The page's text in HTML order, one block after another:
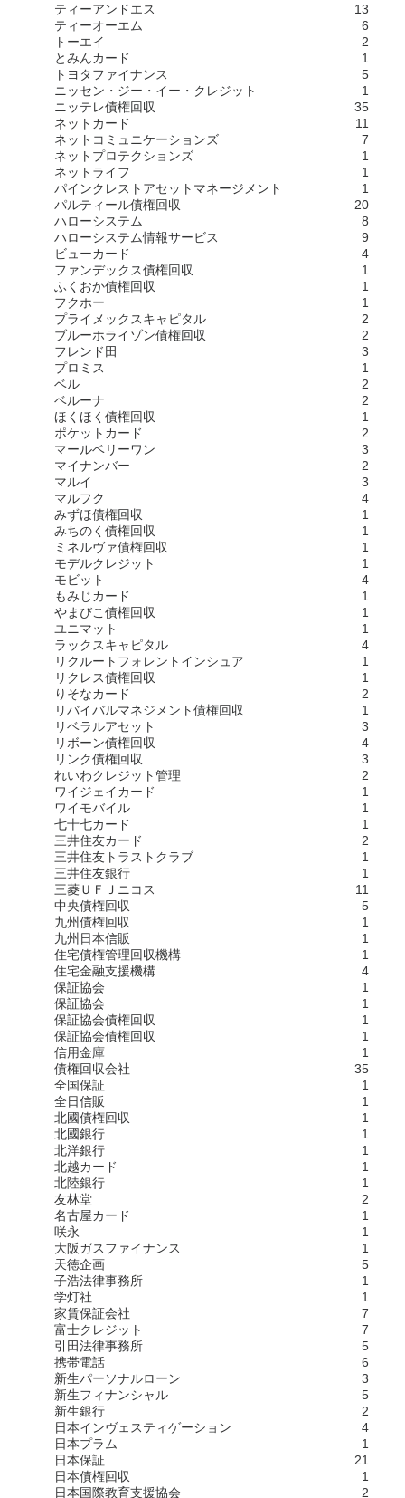
ティーアンドエス
13
ティーオーエム
6
トーエイ
2
とみんカード
1
トヨタファイナンス
5
ニッセン・ジー・イー・クレジット
1
ニッテレ債権回収
35
ネットカード
11
ネットコミュニケーションズ
7
ネットプロテクションズ
1
ネットライフ
1
パインクレストアセットマネージメント
1
パルティール債権回収
20
ハローシステム
8
ハローシステム情報サービス
9
ビューカード
4
ファンデックス債権回収
1
ふくおか債権回収
1
フクホー
1
プライメックスキャピタル
2
ブルーホライゾン債権回収
2
フレンド田
3
プロミス
1
ベル
2
ベルーナ
2
ほくほく債権回収
1
ポケットカード
2
マールベリーワン
3
マイナンバー
2
マルイ
3
マルフク
4
みずほ債権回収
1
みちのく債権回収
1
ミネルヴァ債権回収
1
モデルクレジット
1
モビット
4
もみじカード
1
やまびこ債権回収
1
ユニマット
1
ラックスキャピタル
4
リクルートフォレントインシュア
1
リクレス債権回収
1
りそなカード
2
リバイバルマネジメント債権回収
1
リベラルアセット
3
リボーン債権回収
4
リンク債権回収
3
れいわクレジット管理
2
ワイジェイカード
1
ワイモバイル
1
七十七カード
1
三井住友カード
2
三井住友トラストクラブ
1
三井住友銀行
1
三菱ＵＦＪニコス
11
中央債権回収
5
九州債権回収
1
九州日本信販
1
住宅債権管理回収機構
1
住宅金融支援機構
4
保証協会
1
保証協会
1
保証協会債権回収
1
保証協会債権回収
1
信用金庫
1
債権回収会社
35
全国保証
1
全日信販
1
北國債権回収
1
北國銀行
1
北洋銀行
1
北越カード
1
北陸銀行
1
友林堂
2
名古屋カード
1
咲永
1
大阪ガスファイナンス
1
天徳企画
5
子浩法律事務所
1
学灯社
1
家賃保証会社
7
富士クレジット
7
引田法律事務所
5
携帯電話
6
新生パーソナルローン
3
新生フィナンシャル
5
新生銀行
2
日本インヴェスティゲーション
4
日本プラム
1
日本保証
21
日本債権回収
1
日本国際教育支援協会
2